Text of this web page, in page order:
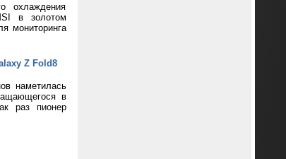
охлаждения
в золотом
мониторинга
Z Fold8
наметилась
в
раз пионер